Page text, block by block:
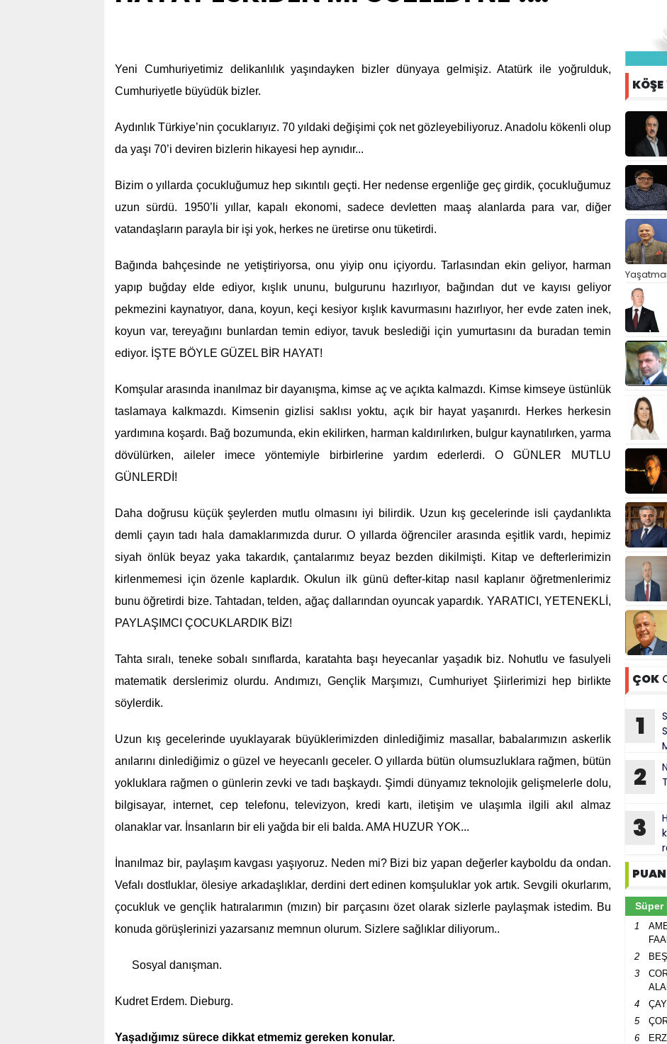
Yeni Cumhuriyetimiz delikanlılık yaşındayken bizler dünyaya gelmişiz. Atatürk ile yoğrulduk,
Cumhuriyetle büyüdük bizler.
Aydınlık Türkiye’nin çocuklarıyız. 70 yıldaki değişimi çok net gözleyebiliyoruz. Anadolu kökenli olup
da yaşı 70’i deviren bizlerin hikayesi hep aynıdır...
Bizim o yıllarda çocukluğumuz hep sıkıntılı geçti. Her nedense ergenliğe geç girdik, çocukluğumuz
uzun sürdü. 1950’li yıllar, kapalı ekonomi, sadece devletten maaş alanlarda para var, diğer
vatandaşların parayla bir işi yok, herkes ne üretirse onu tüketirdi.
Bağında bahçesinde ne yetiştiriyorsa, onu yiyip onu içiyordu. Tarlasından ekin geliyor, harman
yapıp buğday elde ediyor, kışlık ununu, bulgurunu hazırlıyor, bağından dut ve kayısı geliyor
pekmezini kaynatıyor, dana, koyun, keçi kesiyor kışlık kavurmasını hazırlıyor, her evde zaten inek,
koyun var, tereyağını bunlardan temin ediyor, tavuk beslediği için yumurtasını da buradan temin
ediyor. İŞTE BÖYLE GÜZEL BİR HAYAT!
Komşular arasında inanılmaz bir dayanışma, kimse aç ve açıkta kalmazdı. Kimse kimseye üstünlük
taslamaya kalkmazdı. Kimsenin gizlisi saklısı yoktu, açık bir hayat yaşanırdı. Herkes herkesin
yardımına koşardı. Bağ bozumunda, ekin ekilirken, harman kaldırılırken, bulgur kaynatılırken, yarma
dövülürken, aileler imece yöntemiyle birbirlerine yardım ederlerdi. O GÜNLER MUTLU
GÜNLERDİ!
Daha doğrusu küçük şeylerden mutlu olmasını iyi bilirdik. Uzun kış gecelerinde isli çaydanlıkta
demli çayın tadı hala damaklarımızda durur. O yıllarda öğrenciler arasında eşitlik vardı, hepimiz
siyah önlük beyaz yaka takardık, çantalarımız beyaz bezden dikilmişti. Kitap ve defterlerimizin
kirlenmemesi için özenle kaplardık. Okulun ilk günü defter-kitap nasıl kaplanır öğretmenlerimiz
bunu öğretirdi bize. Tahtadan, telden, ağaç dallarından oyuncak yapardık. YARATICI, YETENEKLİ,
PAYLAŞIMCI ÇOCUKLARDIK BİZ!
Tahta sıralı, teneke sobalı sınıflarda, karatahta başı heyecanlar yaşadık biz. Nohutlu ve fasulyeli
matematik derslerimiz olurdu. Andımızı, Gençlik Marşımızı, Cumhuriyet Şiirlerimizi hep birlikte
söylerdik.
Uzun kış gecelerinde uyuklayarak büyüklerimizden dinlediğimiz masallar, babalarımızın askerlik
anılarını dinlediğimiz o güzel ve heyecanlı geceler. O yıllarda bütün olumsuzluklara rağmen, bütün
yokluklara rağmen o günlerin zevki ve tadı başkaydı. Şimdi dünyamız teknolojik gelişmelerle dolu,
bilgisayar, internet, cep telefonu, televizyon, kredi kartı, iletişim ve ulaşımla ilgili akıl almaz
olanaklar var. İnsanların bir eli yağda bir eli balda. AMA HUZUR YOK...
İnanılmaz bir, paylaşım kavgası yaşıyoruz. Neden mi? Bizi biz yapan değerler kayboldu da ondan.
Vefalı dostluklar, ölesiye arkadaşlıklar, derdini dert edinen komşuluklar yok artık. Sevgili okurlarım,
çocukluk ve gençlik hatıralarımın (mızın) bir parçasını özet olarak sizlerle paylaşmak istedim. Bu
konuda görüşlerinizi yazarsanız memnun olurum. Sizlere sağlıklar diliyorum..
Sosyal danışman.
Kudret Erdem. Dieburg.
Yaşadığımız sürece dikkat etmemiz gereken konular.
KÖŞE
ÇOK
1
ve
2
3
PUAN
Süper
1
2
3
4
5
6